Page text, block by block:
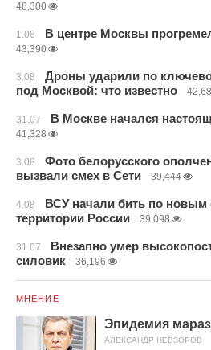
48,300
1.08 В центре Москвы
43,390
3.08
Дроны ударили по
под Москвой: что известно
31.07 В Москве начался
41,328
3.08
Фото белорусского
вызвали смех в Сети
39,444
4.08
ВСУ начали бить по новым
территории России
39,098
31.07
Внезапно умер
силовик
36,196
МНЕНИЕ
Эпидемия
АЛЕКСАНДР НЕВЗОРОВ